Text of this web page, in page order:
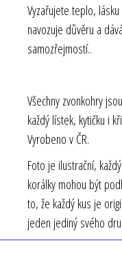
Vyzařujete teplo,
navozuje důvěru a
samozřejmostí..
Všechny zvonkohry
každý lístek, kytičku i
Vyrobeno v ČR.
Foto je ilustrační,
korálky mohou být
to, že každý kus je
jeden jediný svého